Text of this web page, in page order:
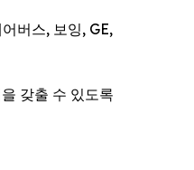
버스, 보잉, GE,
갖출 수 있도록